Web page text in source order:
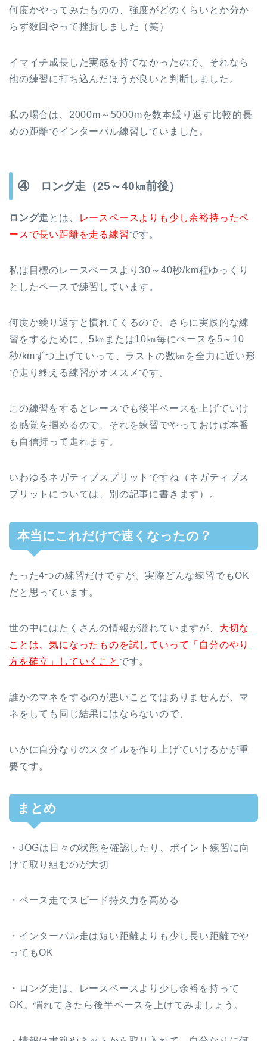
何度かやってみたものの、強度がどのくらいとか分か
らず数回やって挫折しました（笑）
イマイチ成長した実感を持てなかったので、それなら
他の練習に打ち込んだほうが良いと判断しました。
私の場合は、2000m～5000mを数本繰り返す比較的長
めの距離でインターバル練習していました。
④ ロング走（25～40㎞前後）
ロング走 とは、
レースペースよりも少し余裕持ったペ
ースで長い距離を走る練習です。
私は目標のレースペースより30～40秒/km程ゆっくり
としたペースで練習しています。
何度か繰り返すと慣れてくるので、さらに実践的な練
習をするために、5㎞または10㎞毎にペースを5～10
秒/kmずつ上げていって、ラストの数㎞を全力に近い形
で走り終える練習がオススメです。
この練習をするとレースでも後半ペースを上げていけ
る感覚を掴めるので、それを練習でやっておけば本番
も自信持って走れます。
いわゆるネガティブスプリットですね（ネガティブス
プリットについては、別の記事に書きます）。
本当にこれだけで速くなったの？
たった4つの練習だけですが、実際どんな練習でもOK
だと思っています。
世の中にはたくさんの情報が溢れていますが、 大切な
ことは、気になったものを試していって「自分のやり
方を確立」していくこと です。
誰かのマネをするのが悪いことではありませんが、マ
ネをしても同じ結果にはならないので、
いかに自分なりのスタイルを作り上げていけるかが重
要です。
まとめ
・JOGは日々の状態を確認したり、ポイント練習に向
けて取り組むのが大切
・ペース走でスピード持久力を高める
・インターバル走は短い距離よりも少し長い距離でや
ってもOK
・ロング走は、レースペースより少し余裕を持って
OK。慣れてきたら後半ペースを上げてみましょう。